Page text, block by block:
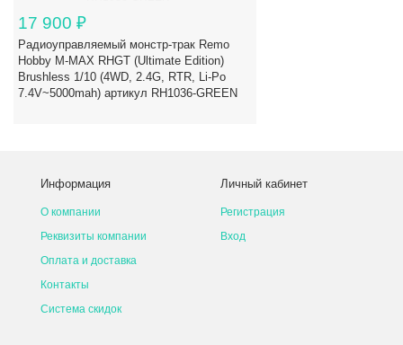
17 900 ₽
Радиоуправляемый монстр-трак Remo
Hobby M-MAX RHGT (Ultimate Edition)
Brushless 1/10 (4WD, 2.4G, RTR, Li-Po
7.4V~5000mah) артикул RH1036-GREEN
Информация
О компании
Реквизиты компании
Оплата и доставка
Контакты
Система скидок
Личный кабинет
Регистрация
Вход